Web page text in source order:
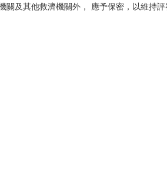
及其他救濟機關外， 應予保密，以維持評